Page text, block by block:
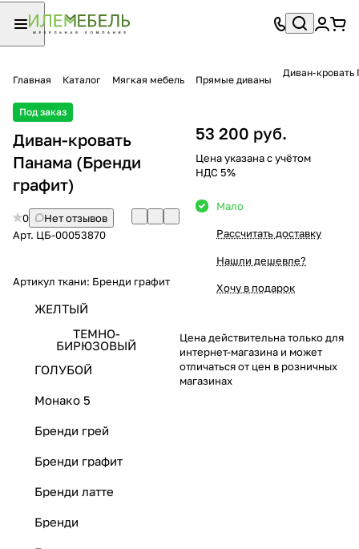
Главная Каталог Мягкая мебель Прямые диваны
Диван-кровать
Под заказ
Диван-кровать
Панама (Бренди
графит)
0
Нет отзывов
Арт. ЦБ-00053870
Артикул ткани: Бренди графит
ЖЕЛТЫЙ
ТЕМНО-
БИРЮЗОВЫЙ
ГОЛУБОЙ
Монако 5
Бренди грей
Бренди графит
Бренди латте
Бренди
53 200 руб.
Цена указана с учётом
НДС 5%
Мало
Рассчитать доставку
Нашли дешевле?
Хочу в подарок
Цена действительна только для
интернет-магазина и может
отличаться от цен в розничных
магазинах